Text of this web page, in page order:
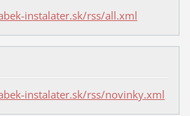
instalater.sk/rss/all.xml
instalater.sk/rss/novinky.xml